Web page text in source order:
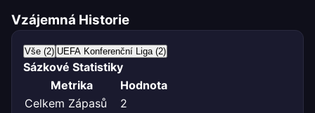
Vzájemná Historie
Vše (2) UEFA Konferenční Liga (2)
Sázkové Statistiky
Metrika
Hodnota
Celkem Zápasů
2